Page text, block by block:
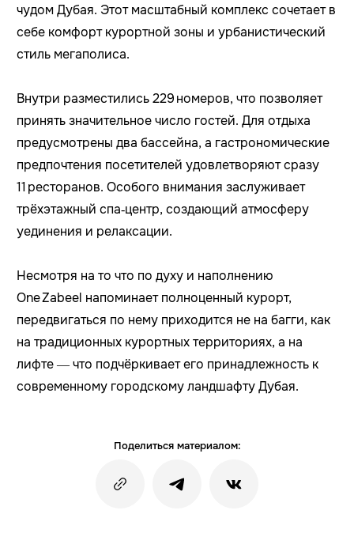
чудом Дубая. Этот масштабный комплекс сочетает в
себе комфорт курортной зоны и урбанистический
стиль мегаполиса.
Внутри разместились 229 номеров, что позволяет
принять значительное число гостей. Для отдыха
предусмотрены два бассейна, а гастрономические
предпочтения посетителей удовлетворяют сразу
11 ресторанов. Особого внимания заслуживает
трёхэтажный спа‑центр, создающий атмосферу
уединения и релаксации.
Несмотря на то что по духу и наполнению
One Zabeel напоминает полноценный курорт,
передвигаться по нему приходится не на багги, как
на традиционных курортных территориях, а на
лифте — что подчёркивает его принадлежность к
современному городскому ландшафту Дубая.
Поделиться материалом: